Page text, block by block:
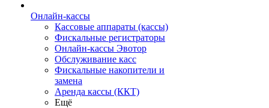
Онлайн-кассы
Кассовые аппараты (кассы)
Фискальные регистраторы
Онлайн-кассы Эвотор
Обслуживание касс
Фискальные накопители и
замена
Аренда кассы (ККТ)
Ещё